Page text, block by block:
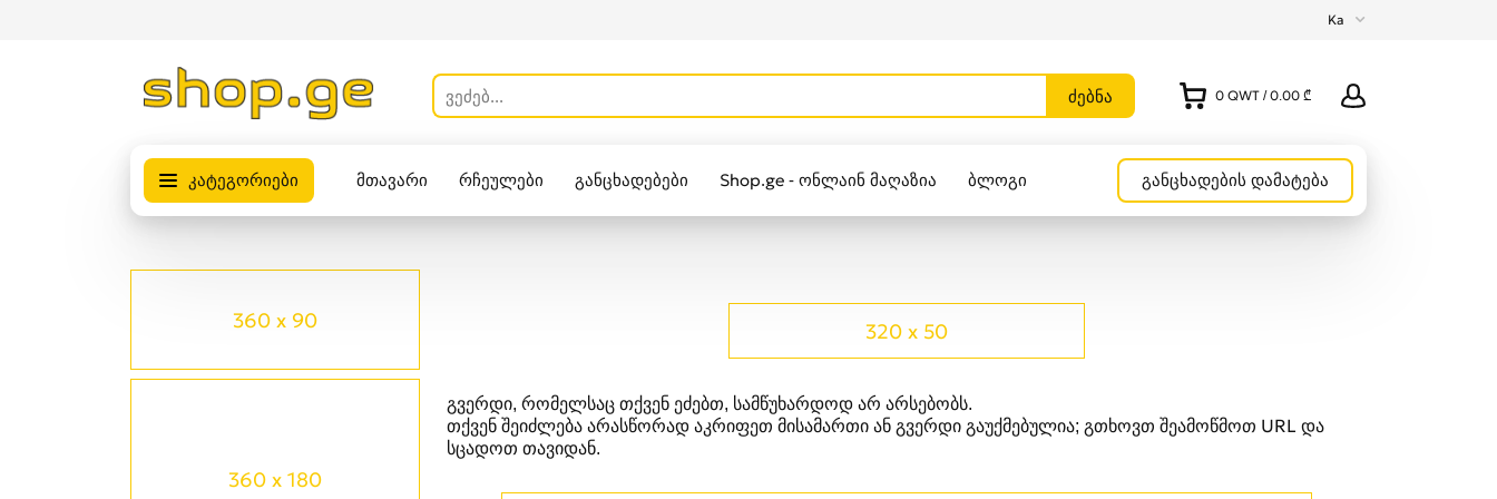
Ka
0 QWT / 0.00 ₾
კატეგორიები მთავარი რჩეულები განცხადებები Shop.ge - ონლაინ მაღაზია ბლოგი განცხადების დამატება
360 x 90
360 x 180
320 x 50
გვერდი, რომელსაც თქვენ ეძებთ, სამწუხარდოდ არ არსებობს.
თქვენ შეიძლება არასწორად აკრიფეთ მისამართი ან გვერდი გაუქმებულია; გთხოვთ შეამოწმოთ URL და
სცადოთ თავიდან.